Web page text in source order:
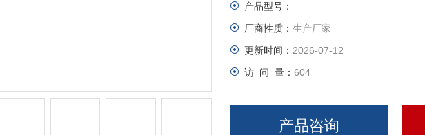
产品型号：
厂商性质： 生产厂家
更新时间： 2026-07-12
访 问 量： 604
产品咨询